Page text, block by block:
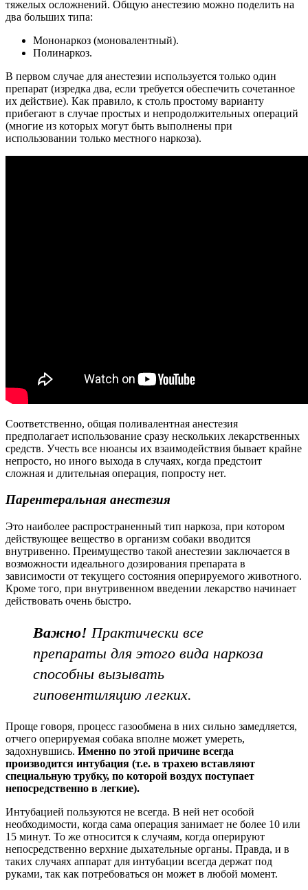
тяжелых осложнений. Общую анестезию можно поделить на
два больших типа:
Мононаркоз (моновалентный).
Полинаркоз.
В первом случае для анестезии используется только один
препарат (изредка два, если требуется обеспечить сочетанное
их действие). Как правило, к столь простому варианту
прибегают в случае простых и непродолжительных операций
(многие из которых могут быть выполнены при
использовании только местного наркоза).
Соответственно, общая поливалентная анестезия
предполагает использование сразу нескольких лекарственных
средств. Учесть все нюансы их взаимодействия бывает крайне
непросто, но иного выхода в случаях, когда предстоит
сложная и длительная операция, попросту нет.
Парентеральная анестезия
Это наиболее распространенный тип наркоза, при котором
действующее вещество в организм собаки вводится
внутривенно. Преимущество такой анестезии заключается в
возможности идеального дозирования препарата в
зависимости от текущего состояния оперируемого животного.
Кроме того, при внутривенном введении лекарство начинает
действовать очень быстро.
Важно! Практически все
препараты для этого вида наркоза
способны вызывать
гиповентиляцию легких.
Проще говоря, процесс газообмена в них сильно замедляется,
отчего оперируемая собака вполне может умереть,
задохнувшись. Именно по этой причине всегда
производится интубация (т.е. в трахею вставляют
специальную трубку, по которой воздух поступает
непосредственно в легкие).
Интубацией пользуются не всегда. В ней нет особой
необходимости, когда сама операция занимает не более 10 или
15 минут. То же относится к случаям, когда оперируют
непосредственно верхние дыхательные органы. Правда, и в
таких случаях аппарат для интубации всегда держат под
руками, так как потребоваться он может в любой момент.